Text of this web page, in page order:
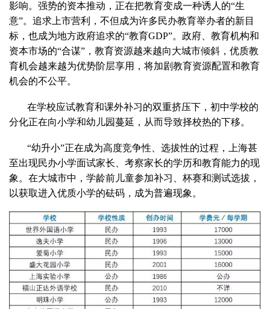
影响。强势的资本推动，正在把教育变成一种诱人的“生
意”。追求上市营利，不但成为许多民办教育举办者的新目
标，也成为地方政府追求的“教育GDP”。政府、教育机构和
资本市场的“合谋”，教育资源越来越向大城市倾斜，优质教
育机会越来越为优势阶层享用，将加剧教育资源配置和教育
机会的不公平。
在学校应试教育和课外补习的双重挤压下，初中学校的
分化正在向小学和幼儿园蔓延，从而导致择校热的下移。
“幼升小”正在成为高度竞争性、选拔性的过程，上海甚
至出现民办小学面试家长、考察家长的学历和教育能力的现
象。在大城市中，学龄前儿童参加补习、杯赛和测试选拔，
以获取进入优质小学的砝码，成为普遍现象。